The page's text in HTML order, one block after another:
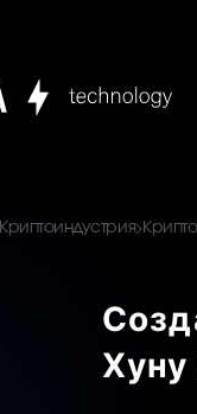
Криптоиндустрия